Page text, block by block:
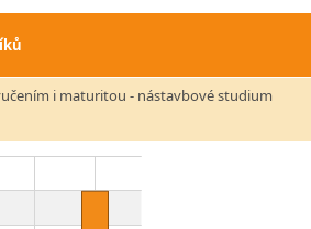
i maturitou - nástavbové studium